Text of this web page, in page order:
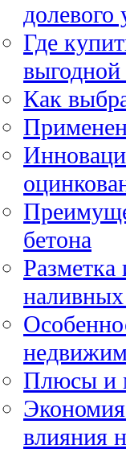
долевого
Где
выгодной
Как
бетона
Плюсы и
влияния